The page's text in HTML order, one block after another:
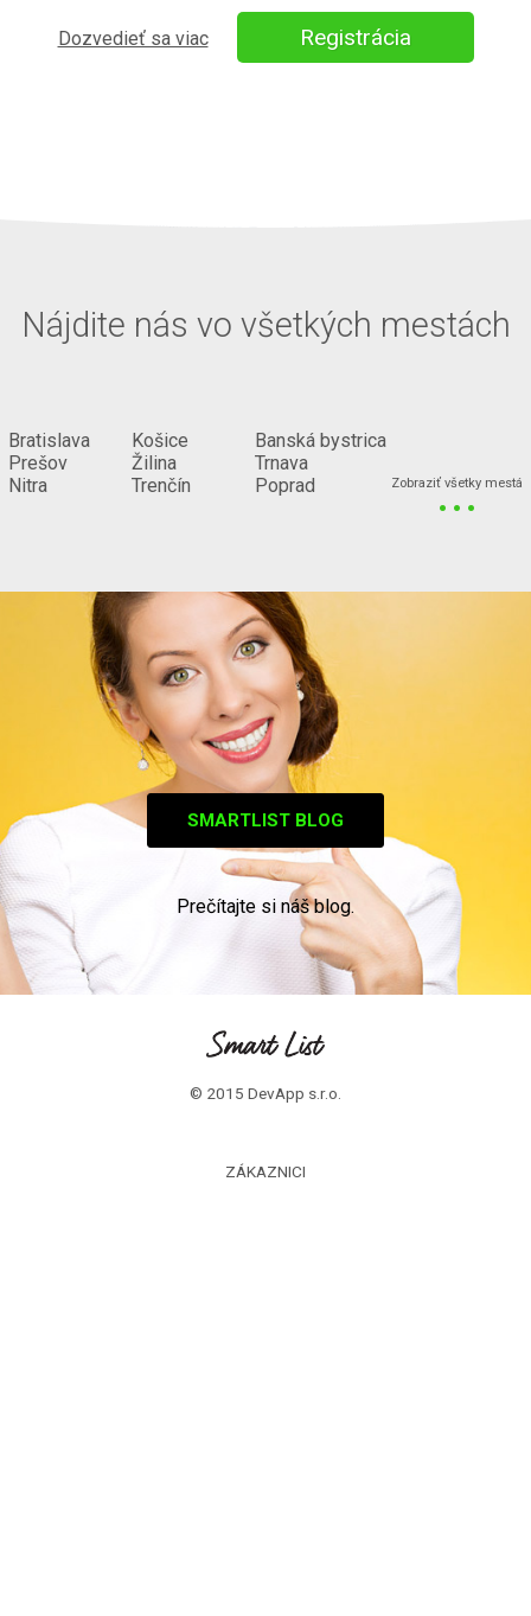
Dozvedieť sa viac Registrácia
Nájdite nás vo všetkých mestách
Bratislava
Prešov
Nitra
Košice
Žilina
Trenčín
Banská bystrica
Trnava
Poprad
Zobraziť všetky mestá
...
SMARTLIST BLOG
Prečítajte si náš blog.
© 2015 DevApp s.r.o.
ZÁKAZNICI